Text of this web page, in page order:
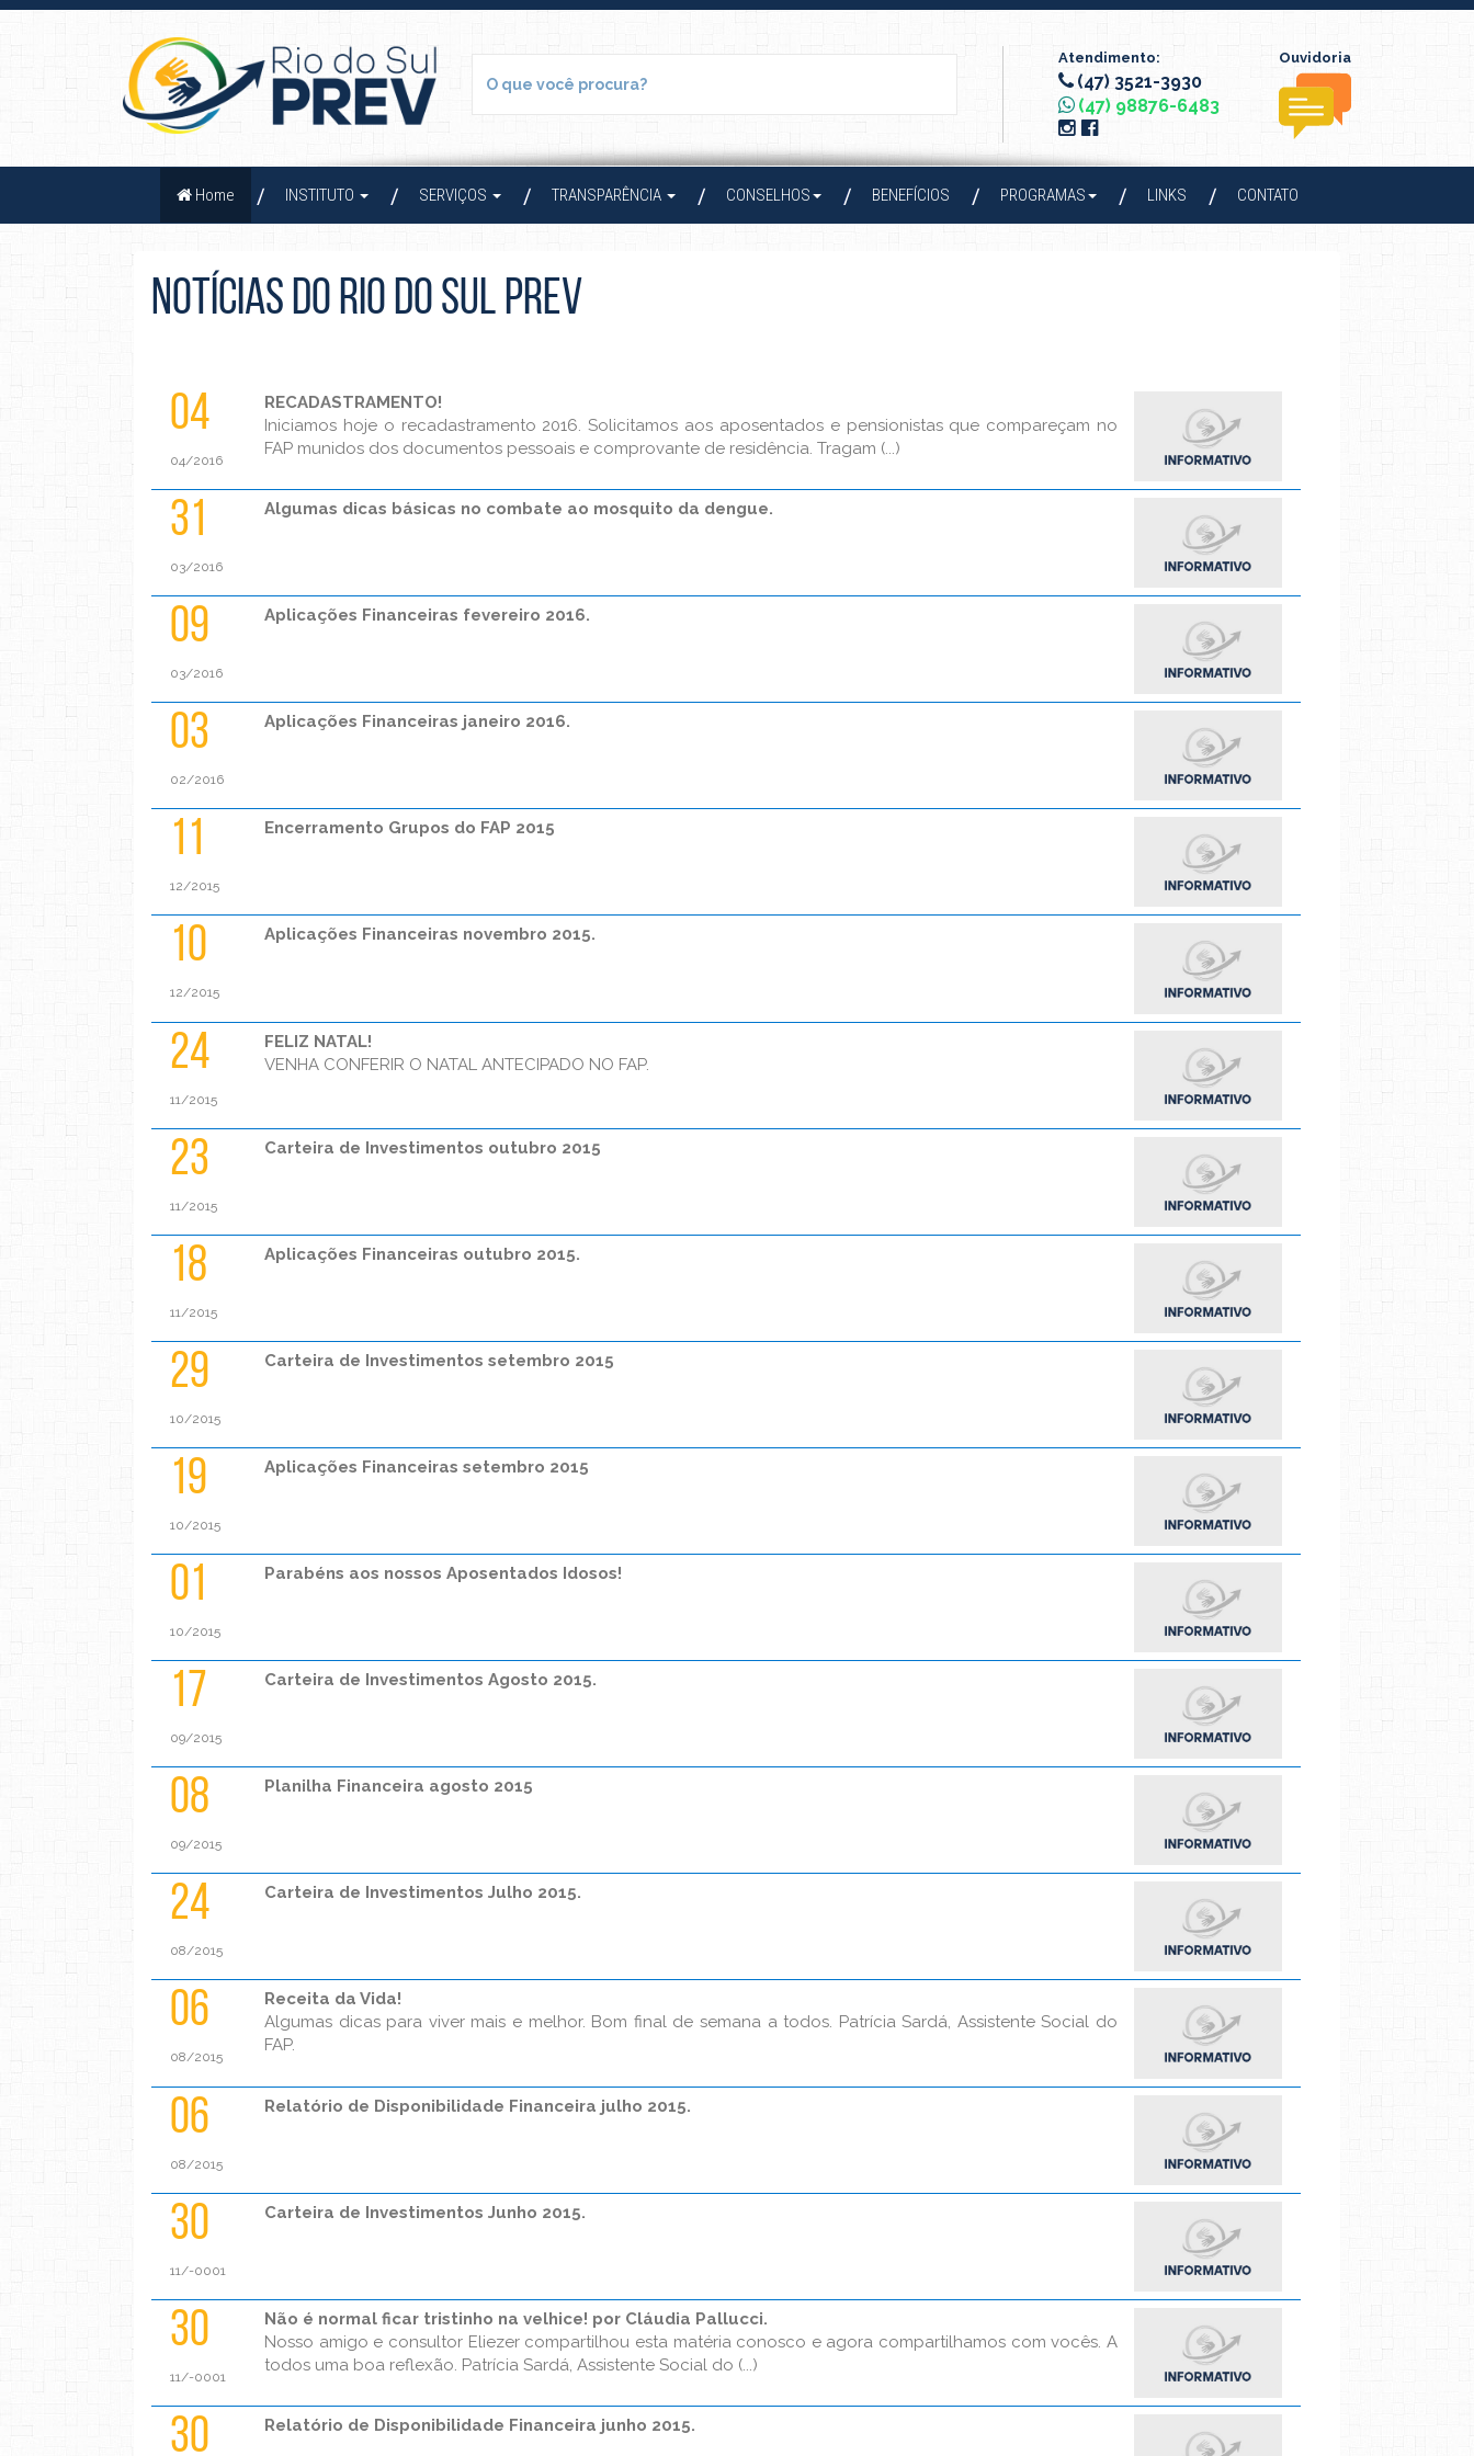
Atendimento:
(47) 3521-3930
(47) 98876-6483
Ouvidoria
(current)
Home INSTITUTO SERVIÇOS TRANSPARÊNCIA CONSELHOS BENEFÍCIOS PROGRAMAS LINKS CONTATO
NOTÍCIAS DO RIO DO SUL PREV
04
04/2016
RECADASTRAMENTO!
Iniciamos hoje o recadastramento 2016. Solicitamos aos aposentados e pensionistas que compareçam no
FAP munidos dos documentos pessoais e comprovante de residência. Tragam (...)
31
03/2016
Algumas dicas básicas no combate ao mosquito da dengue.
09
03/2016
Aplicações Financeiras fevereiro 2016.
03
02/2016
Aplicações Financeiras janeiro 2016.
11
12/2015
Encerramento Grupos do FAP 2015
10
12/2015
Aplicações Financeiras novembro 2015.
24
11/2015
FELIZ NATAL!
VENHA CONFERIR O NATAL ANTECIPADO NO FAP.
23
11/2015
Carteira de Investimentos outubro 2015
18
11/2015
Aplicações Financeiras outubro 2015.
29
10/2015
Carteira de Investimentos setembro 2015
19
10/2015
Aplicações Financeiras setembro 2015
01
10/2015
Parabéns aos nossos Aposentados Idosos!
17
09/2015
Carteira de Investimentos Agosto 2015.
08
09/2015
Planilha Financeira agosto 2015
24
08/2015
Carteira de Investimentos Julho 2015.
06
08/2015
Receita da Vida!
Algumas dicas para viver mais e melhor. Bom final de semana a todos. Patrícia Sardá, Assistente Social do
FAP.
06
08/2015
Relatório de Disponibilidade Financeira julho 2015.
30
11/-0001
Carteira de Investimentos Junho 2015.
30
11/-0001
Não é normal ficar tristinho na velhice! por Cláudia Pallucci.
Nosso amigo e consultor Eliezer compartilhou esta matéria conosco e agora compartilhamos com vocês. A
todos uma boa reflexão. Patrícia Sardá, Assistente Social do (...)
30 Relatório de Disponibilidade Financeira junho 2015.